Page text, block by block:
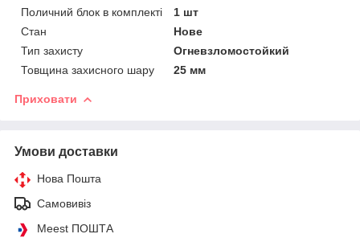
Поличний блок в комплекті
1 шт
Стан
Нове
Тип захисту
Огневзломостойкий
Товщина захисного шару
25 мм
Приховати
Умови доставки
Нова Пошта
Самовивіз
Meest ПОШТА